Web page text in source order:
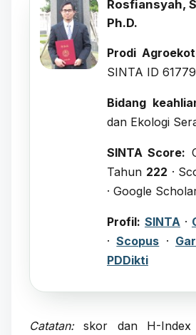
Rosfiansyah,
Ph.D.
Prodi
SINTA ID
Bidang
dan Ekologi
SINTA Score:
Tahun 222 ·
· Google
Profil: SINTA ·
·Scopus ·
PDDikti
Catatan:skor dan H-Index